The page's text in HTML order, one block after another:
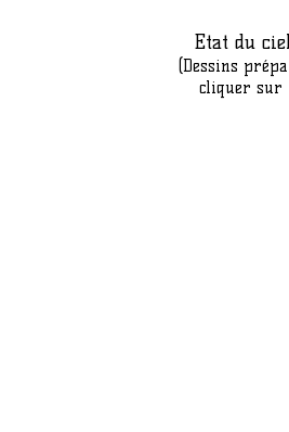
Etat du
(Dessins
cliquer sur